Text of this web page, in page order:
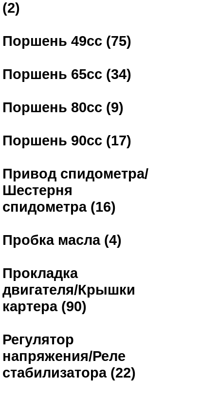
(2)
Поршень 49сс (75)
Поршень 65сс (34)
Поршень 80сс (9)
Поршень 90сс (17)
Привод спидометра/
Шестерня
спидометра (16)
Пробка масла (4)
Прокладка
двигателя/Крышки
картера (90)
Регулятор
напряжения/Реле
стабилизатора (22)